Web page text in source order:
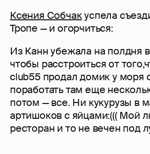
Ксения Собчакуспела
Тропе — и огорчиться:
Из Канн убежала на полдня
чтобы расстроиться от
club55 продал домик у моря
поработать там еще
потом — все. Ни кукурузы в
артишоков с яйцами:((( Мой
ресторан и то не вечен под